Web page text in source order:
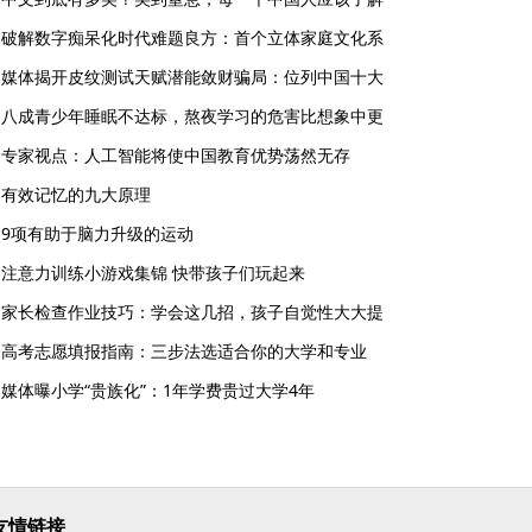
破解数字痴呆化时代难题良方：首个立体家庭文化系
媒体揭开皮纹测试天赋潜能敛财骗局：位列中国十大
八成青少年睡眠不达标，熬夜学习的危害比想象中更
专家视点：人工智能将使中国教育优势荡然无存
有效记忆的九大原理
9项有助于脑力升级的运动
注意力训练小游戏集锦 快带孩子们玩起来
家长检查作业技巧：学会这几招，孩子自觉性大大提
高考志愿填报指南：三步法选适合你的大学和专业
媒体曝小学“贵族化”：1年学费贵过大学4年
情链接